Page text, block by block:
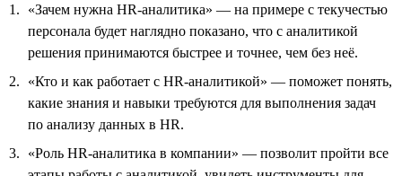
«Зачем нужна HR-аналитика» — на примере с текучестью
персонала будет наглядно показано, что с аналитикой
решения принимаются быстрее и точнее, чем без неё.
«Кто и как работает с HR-аналитикой» — поможет понять,
какие знания и навыки требуются для выполнения задач
по анализу данных в HR.
«Роль HR-аналитика в компании» — позволит пройти все